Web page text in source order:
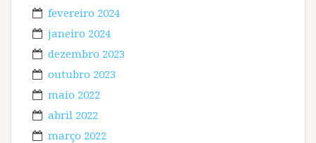
fevereiro 2024
janeiro 2024
dezembro 2023
outubro 2023
maio 2022
abril 2022
março 2022